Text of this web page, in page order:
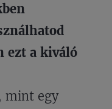
ezt a kiváló
mint egy